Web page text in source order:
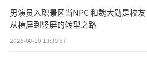
男演员入职景区当NPC 和魏大勋是校友
从横屏到竖屏的转型之路
2026-08-10 13:33:57